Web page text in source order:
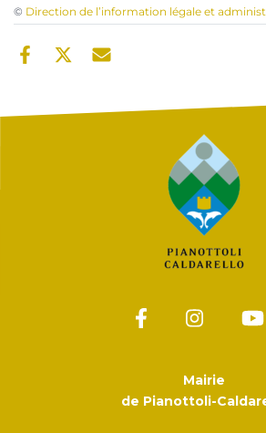
© Direction de l’information légale et
Mairie
de Pianottoli-